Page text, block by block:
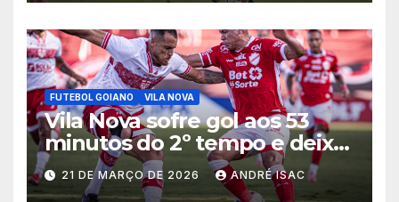
FUTEBOL GOIANO VILA NOVA
Vila Nova sofre gol aos 53
minutos do 2º tempo e deixa
vitória escapar na estreia da
Série B
21 DE MARÇO DE 2026 ANDRÉ ISAC